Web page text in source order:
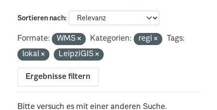
Sortieren nach
Formate: WMS Kategorien: regi
Tags:
lokal
LeipziGIS
Ergebnisse filtern
Bitte versuch es mit einer anderen Suche.